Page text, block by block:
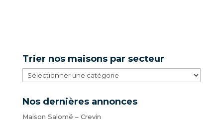
Trier nos maisons par secteur
Trier
nos
par
secteur
Nos dernières annonces
Maison Salomé – Crevin